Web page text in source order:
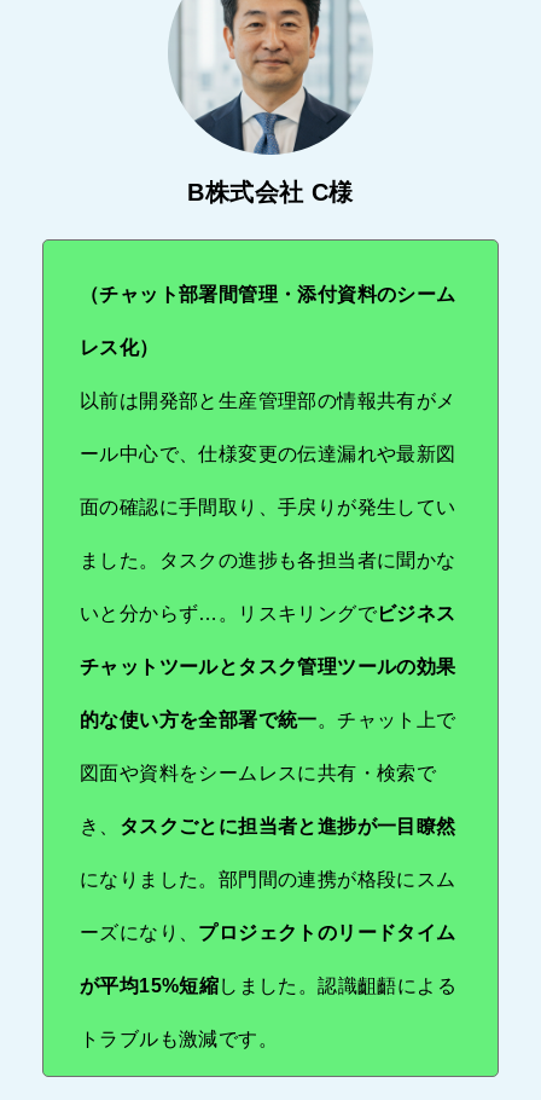
B株式会社 C様
（チャット部署間管理・添付資料のシーム
レス化）
以前は開発部と生産管理部の情報共有がメ
ール中心で、仕様変更の伝達漏れや最新図
面の確認に手間取り、手戻りが発生してい
ました。タスクの進捗も各担当者に聞かな
いと分からず…。リスキリングでビジネス
チャットツールとタスク管理ツールの効果
的な使い方を全部署で統一。チャット上で
図面や資料をシームレスに共有・検索で
き、 タスクごとに担当者と進捗が一目瞭然
になりました。部門間の連携が格段にスム
ーズになり、 プロジェクトのリードタイム
が平均15%短縮しました。認識齟齬による
トラブルも激減です。